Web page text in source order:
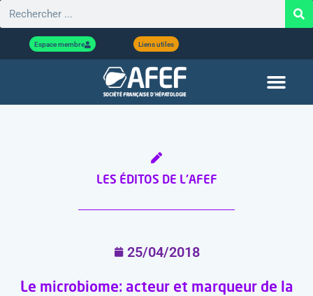
Espace membre Liens utiles
LES ÉDITOS DE L'AFEF
25/04/2018
Le microbiome: acteur et marqueur de la